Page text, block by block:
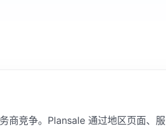
竞争。Plansale 通过地区页面、